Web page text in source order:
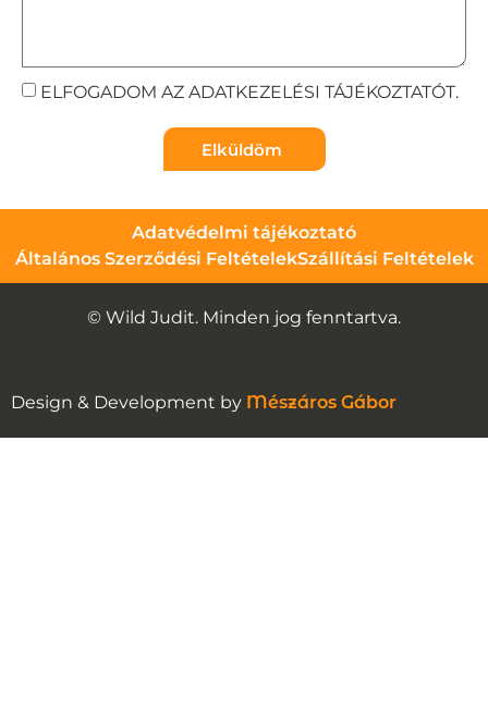
ELFOGADOM AZ ADATKEZELÉSI TÁJÉKOZTATÓT.
Elküldöm
Adatvédelmi tájékoztató
Általános Szerződési FeltételekSzállítási Feltételek
© Wild Judit. Minden jog fenntartva.
Design & Development by Mészáros Gábor